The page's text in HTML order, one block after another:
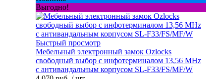
Выгодно!
Быстрый просмотр
Мебельный электронный замок Ozlocks
свободный выбор с инфотерминалом 13,56 MHz
с антивандальным корпусом SL-F33/FS/MF/W